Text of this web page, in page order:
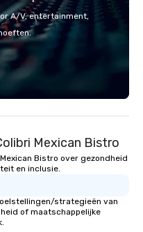
up to 500 people,
200 people, and
A/V, entertainment,
Mexican Bistro
Bistro over gezondheid
en inclusie.
strategieën van
of maatschappelijke